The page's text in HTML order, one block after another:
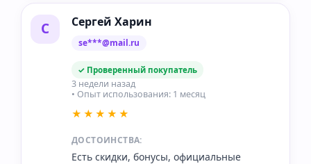
С Сергей Харин
se***@mail.ru
✓ Проверенный покупатель
3 недели назад
• Опыт использования: 1 месяц
★★★★★
ДОСТОИНСТВА:
Есть скидки, бонусы, официальные